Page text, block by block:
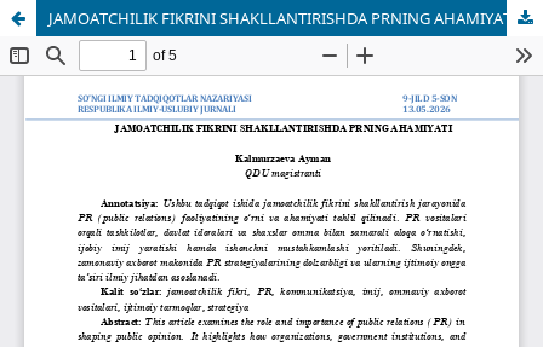
JAMOATCHILIK FIKRINI SHAKLLANTIRISHDA PRNING AHAMIYATI